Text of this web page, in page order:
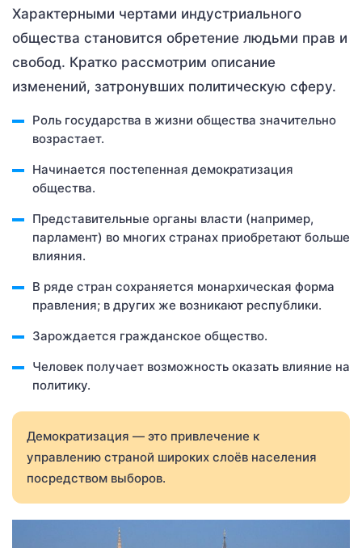
Характерными чертами индустриального
общества становится обретение людьми прав и
свобод. Кратко рассмотрим описание
изменений, затронувших политическую сферу.
Роль государства в жизни общества значительно
возрастает.
Начинается постепенная демократизация
общества.
Представительные органы власти (например,
парламент) во многих странах приобретают больше
влияния.
В ряде стран сохраняется монархическая форма
правления; в других же возникают республики.
Зарождается гражданское общество.
Человек получает возможность оказать влияние на
политику.
Демократизация — это привлечение к
управлению страной широких слоёв населения
посредством выборов.